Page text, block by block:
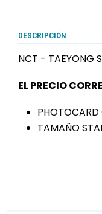
DESCRIPCIÓN
NCT - TAEYONG
EL PRECIO
PHOTOCARD
TAMAÑO